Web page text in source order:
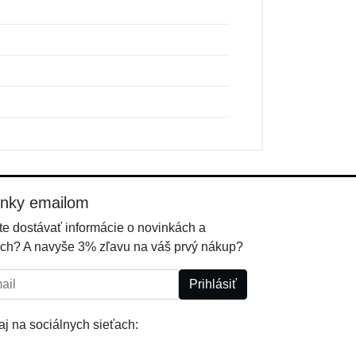
emailom
dostávať informácie o novinkách a
A navyše 3% zľavu na váš prvý nákup?
Prihlásiť
na sociálnych sieťach: